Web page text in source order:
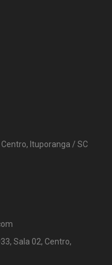
Ituporanga / SC
Sala 02, Centro,